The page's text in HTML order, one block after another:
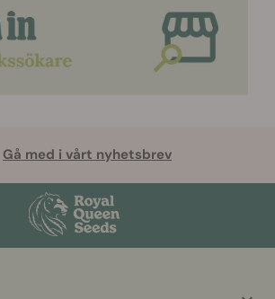
Gå med i vårt nyhetsbrev